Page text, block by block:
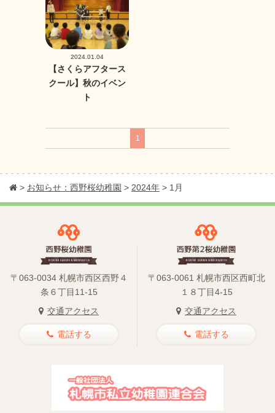
2024.01.04
【さくらアフタース
クール】秋のイベン
ト
1
> お知らせ：西野桜幼稚園 > 2024年 > 1月
〒063-0034 札幌市西区西野４
条６丁目11-15
交通アクセス
電話する
〒063-0061 札幌市西区西町北
１８丁目4-15
交通アクセス
電話する